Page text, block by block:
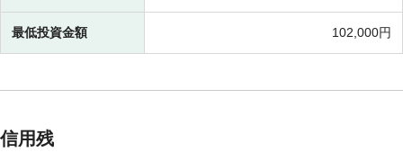
最低投資金額 102,000円
信用残